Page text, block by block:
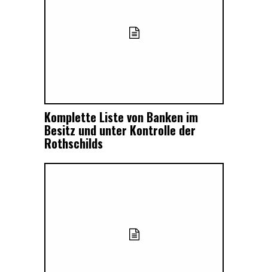
Komplette Liste von Banken im
Besitz und unter Kontrolle der
Rothschilds